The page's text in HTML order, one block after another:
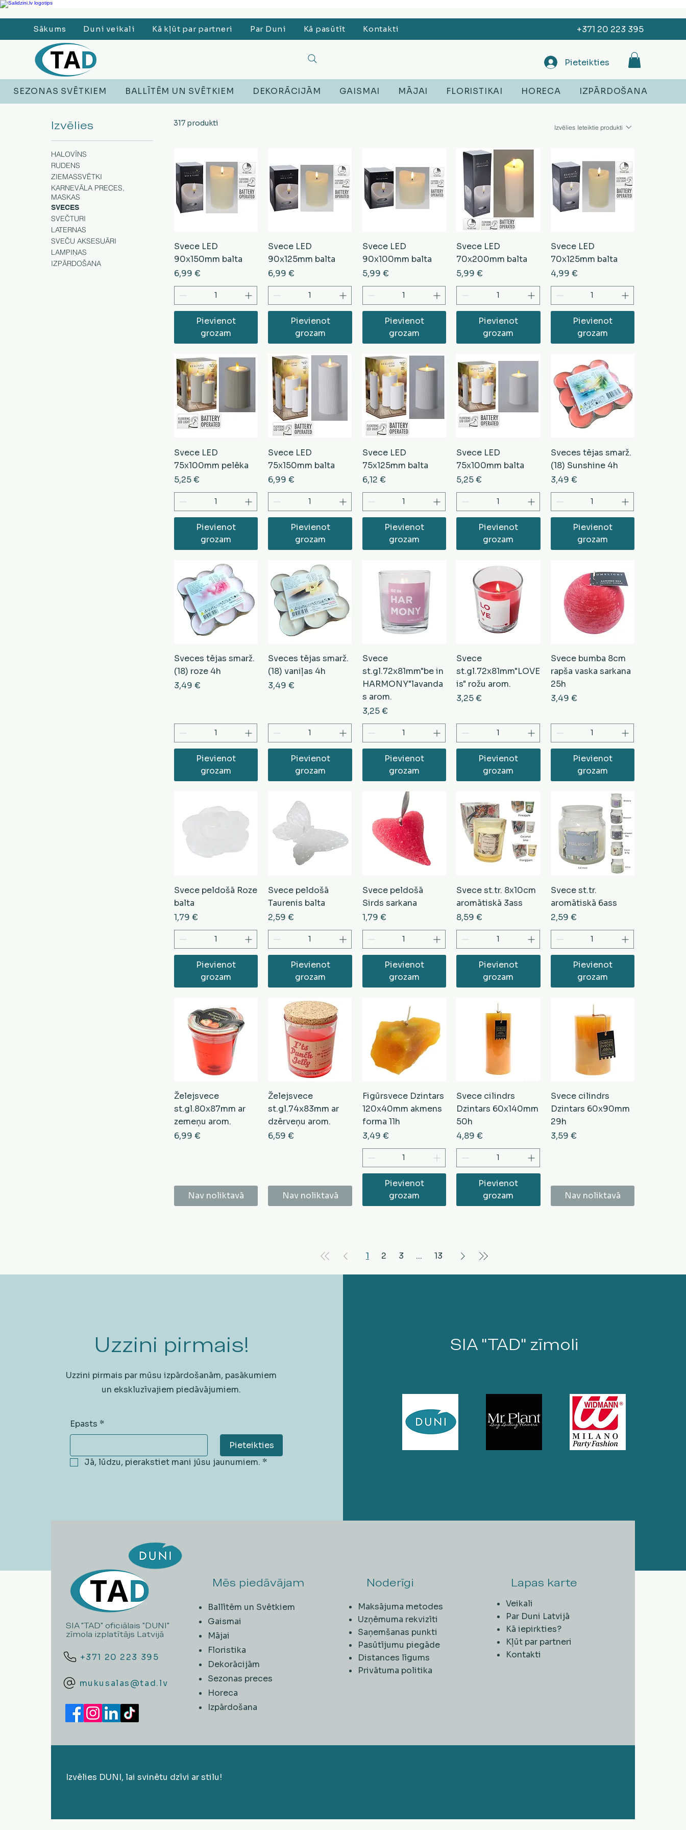
Ledusskapji, Sadzīves tehnika, Smaržas, Operatīvā atmiņa, Putekļu sūcēji, Lego, Austiņas
Sākums Duni veikali Kā kļūt par partneri Par Duni Kā pasūtīt Kontakti +371 20 223 395
Pieteikties
SEZONAS SVĒTKIEM BALLĪTĒM UN SVĒTKIEM DEKORĀCIJĀM GAISMAI MĀJAI FLORISTIKAI HORECA IZPĀRDOŠANA
Izvēlies
HALOVĪNS
RUDENS
ZIEMASSVĒTKI
KARNEVĀLA PRECES,
MASKAS
SVECES
SVEČTURI
LATERNAS
SVEČU AKSESUĀRI
LAMPIŅAS
IZPĀRDOŠANA
317 produkti Izvēlies Ieteiktie produkti
Svece LED
90x150mm balta
Cena
6,99 €
Pievienot
grozam
Svece LED
90x125mm balta
Cena
6,99 €
Pievienot
grozam
Svece LED
90x100mm balta
Cena
5,99 €
Pievienot
grozam
Svece LED
70x200mm balta
Cena
5,99 €
Pievienot
grozam
Svece LED
70x125mm balta
Cena
4,99 €
Pievienot
grozam
Svece LED
75x100mm pelēka
Cena
5,25 €
Pievienot
grozam
Svece LED
75x150mm balta
Cena
6,99 €
Pievienot
grozam
Svece LED
75x125mm balta
Cena
6,12 €
Pievienot
grozam
Svece LED
75x100mm balta
Cena
5,25 €
Pievienot
grozam
Sveces tējas smarž.
(18) Sunshine 4h
Cena
3,49 €
Pievienot
grozam
Sveces tējas smarž.
(18) roze 4h
Cena
3,49 €
Pievienot
grozam
Sveces tējas smarž.
(18) vaniļas 4h
Cena
3,49 €
Pievienot
grozam
Svece
st.gl.72x81mm"be in
HARMONY"lavanda
s arom.
Cena
3,25 €
Pievienot
grozam
Svece
st.gl.72x81mm"LOVE
is" rožu arom.
Cena
3,25 €
Pievienot
grozam
Svece bumba 8cm
rapša vaska sarkana
25h
Cena
3,49 €
Pievienot
grozam
Svece peldošā Roze
balta
Cena
1,79 €
Pievienot
grozam
Svece peldošā
Taurenis balta
Cena
2,59 €
Pievienot
grozam
Svece peldošā
Sirds sarkana
Cena
1,79 €
Pievienot
grozam
Svece st.tr. 8x10cm
aromātiskā 3ass
Cena
8,59 €
Pievienot
grozam
Svece st.tr.
aromātiskā 6ass
Cena
2,59 €
Pievienot
grozam
Želejsvece
st.gl.80x87mm ar
zemeņu arom.
Cena
6,99 €
Nav noliktavā
Želejsvece
st.gl.74x83mm ar
dzērveņu arom.
Cena
6,59 €
Nav noliktavā
Figūrsvece Dzintars
120x40mm akmens
forma 11h
Cena
3,49 €
Pievienot
grozam
Svece cilindrs
Dzintars 60x140mm
50h
Cena
4,89 €
Pievienot
grozam
Svece cilindrs
Dzintars 60x90mm
29h
Cena
3,59 €
Nav noliktavā
1 2 3 ... 13
Uzzini pirmais!
Uzzini pirmais par mūsu izpārdošanām, pasākumiem
un ekskluzīvajiem piedāvājumiem.
Epasts *
Pieteikties
Jā, lūdzu, pierakstiet mani jūsu jaunumiem. *
SIA "TAD" zīmoli
SIA "TAD" oficiālais "DUNI"
zīmola izplatītājs Latvijā
+371 20 223 395
mukusalas@tad.lv
Mēs piedāvājam
Ballītēm un Svētkiem
Gaismai
Mājai
Floristika
Dekorācijām
Sezonas preces
Horeca
​Izpārdošana
Noderīgi
Maksājuma metodes
Uzņēmuma rekvizīti
Saņemšanas punkti
Pasūtījumu piegāde
Distances līgums
Privātuma politika
Lapas karte
Veikali
Par Duni Latvijā
Kā iepirkties?
Kļūt par partneri
Kontakti
Izvēlies DUNI, lai svinētu dzīvi ar stilu!